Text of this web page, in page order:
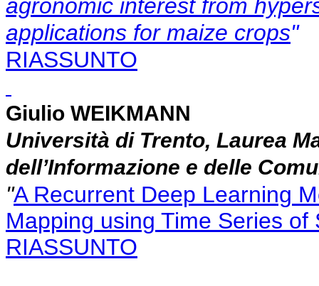
agronomic interest from
applications for maize crops"
RIASSUNTO
Giulio WEIKMANN
Università di Trento, Laurea
dell’Informazione e delle
"A Recurrent Deep Learning
Mapping using Time Series of
RIASSUNTO